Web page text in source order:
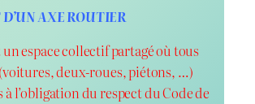
AXE ROUTIER
un espace collectif partagé où tous
deux-roues, piétons, …)
l’obligation du respect du Code de